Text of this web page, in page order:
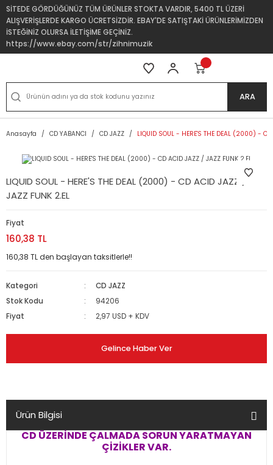
SİTEDE GÖRDÜĞÜNÜZ TÜM ÜRÜNLER STOKTA VARDIR, 5400 TL ÜZERİ
ALIŞVERİŞLERDE KARGO ÜCRETSİZDİR. EBAY'DE SATIŞTAKİ ÜRÜNLERİMİZDEN
İSTEĞİNİZ OLURSA İLETİŞİME GEÇİNİZ.
https://www.ebay.com/str/zihnimuzik
ARA
Anasayfa CD YABANCI CD JAZZ LIQUID SOUL - HERE'S THE DEAL (2000) -
LIQUID SOUL - HERE'S THE DEAL (2000) - CD ACID JAZZ /
JAZZ FUNK 2.EL
Fiyat
160,38 TL
160,38 TL den başlayan taksitlerle!!
Kategori
CD JAZZ
Stok Kodu
94206
Fiyat
2,97 USD + KDV
Gelince Haber Ver
Ürün Bilgisi
CD ÜZERİNDE ÇALMADA SORUN YARATMAYAN
ÇİZİKLER VAR.